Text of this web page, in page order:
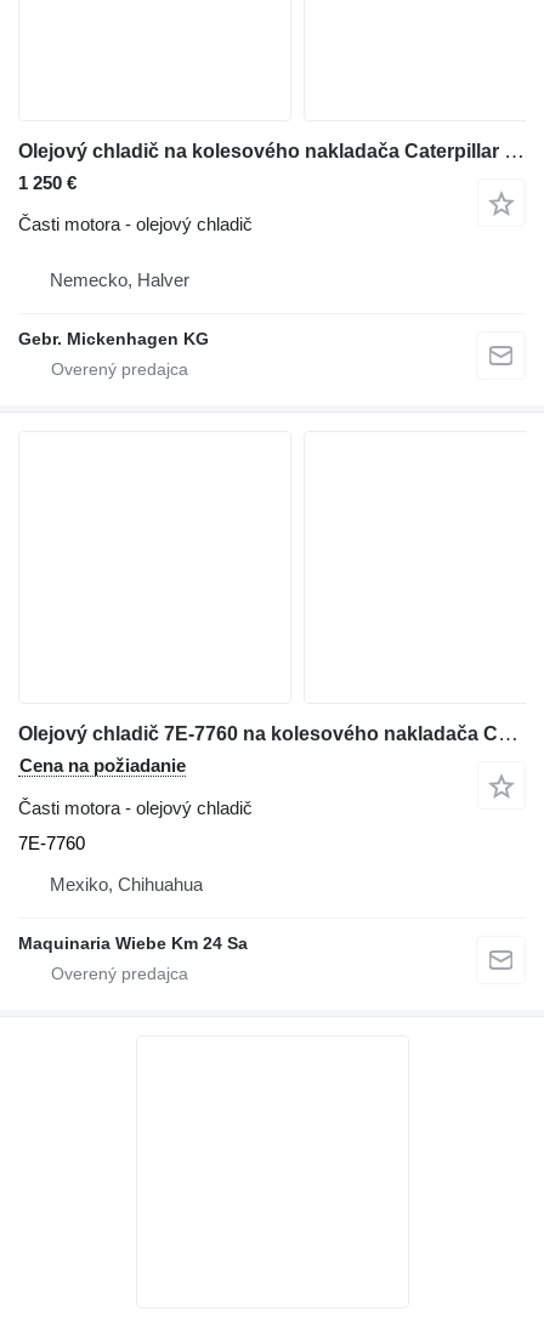
Olejový chladič na kolesového nakladača Caterpillar 966 MXE
1 250 €
Časti motora - olejový chladič
Nemecko, Halver
Gebr. Mickenhagen KG
Olejový chladič 7E-7760 na kolesového nakladača Caterpillar 970F,966F,814F,815F,816F
Cena na požiadanie
Časti motora - olejový chladič
7E-7760
Mexiko, Chihuahua
Maquinaria Wiebe Km 24 Sa